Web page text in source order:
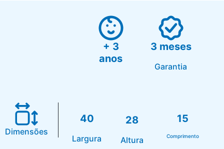
+ 3
anos
3 meses
Garantia
Dimensões
40
Largura
28
Altura
15
Comprimento